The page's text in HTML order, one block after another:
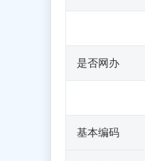
是否网办
基本编码